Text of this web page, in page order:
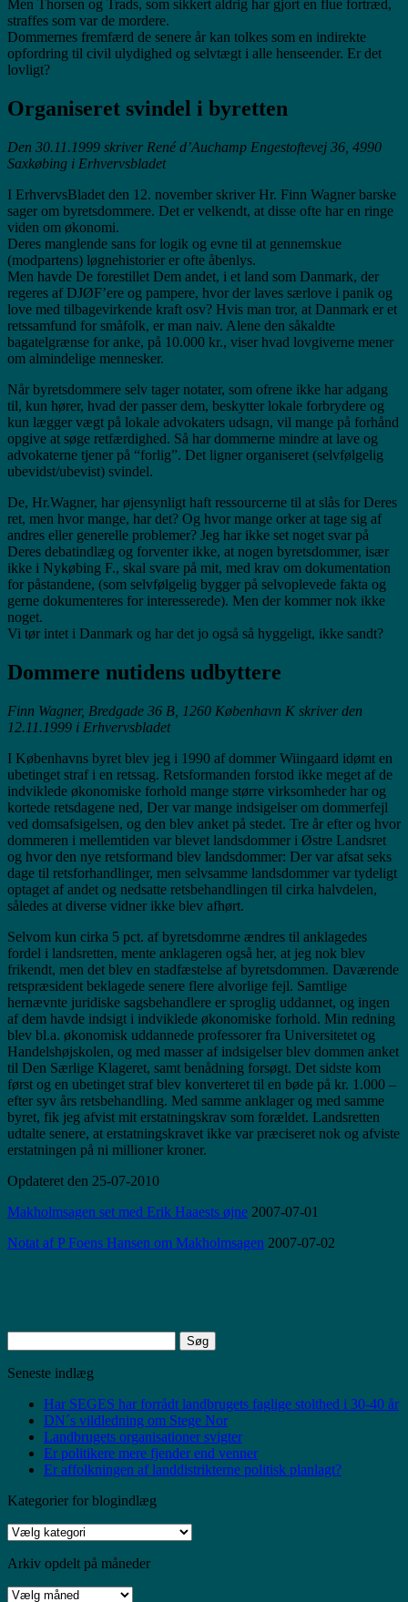
Men Thorsen og Trads, som sikkert aldrig har gjort en flue fortræd,
straffes som var de mordere.
Dommernes fremfærd de senere år kan tolkes som en indirekte
opfordring til civil ulydighed og selvtægt i alle henseender. Er det
lovligt?
Organiseret svindel i byretten
Den 30.11.1999 skriver René d’Auchamp Engestoftevej 36, 4990
Saxkøbing i Erhvervsbladet
I ErhvervsBladet den 12. november skriver Hr. Finn Wagner barske
sager om byretsdommere. Det er velkendt, at disse ofte har en ringe
viden om økonomi.
Deres manglende sans for logik og evne til at gennemskue
(modpartens) løgnehistorier er ofte åbenlys.
Men havde De forestillet Dem andet, i et land som Danmark, der
regeres af DJØF’ere og pampere, hvor der laves særlove i panik og
love med tilbagevirkende kraft osv? Hvis man tror, at Danmark er et
retssamfund for småfolk, er man naiv. Alene den såkaldte
bagatelgrænse for anke, på 10.000 kr., viser hvad lovgiverne mener
om almindelige mennesker.
Når byretsdommere selv tager notater, som ofrene ikke har adgang
til, kun hører, hvad der passer dem, beskytter lokale forbrydere og
kun lægger vægt på lokale advokaters udsagn, vil mange på forhånd
opgive at søge retfærdighed. Så har dommerne mindre at lave og
advokaterne tjener på “forlig”. Det ligner organiseret (selvfølgelig
ubevidst/ubevist) svindel.
De, Hr.Wagner, har øjensynligt haft ressourcerne til at slås for Deres
ret, men hvor mange, har det? Og hvor mange orker at tage sig af
andres eller generelle problemer? Jeg har ikke set noget svar på
Deres debatindlæg og forventer ikke, at nogen byretsdommer, især
ikke i Nykøbing F., skal svare på mit, med krav om dokumentation
for påstandene, (som selvfølgelig bygger på selvoplevede fakta og
gerne dokumenteres for interesserede). Men der kommer nok ikke
noget.
Vi tør intet i Danmark og har det jo også så hyggeligt, ikke sandt?
Dommere nutidens udbyttere
Finn Wagner, Bredgade 36 B, 1260 København K skriver den
12.11.1999 i Erhvervsbladet
I Københavns byret blev jeg i 1990 af dommer Wiingaard idømt en
ubetinget straf i en retssag. Retsformanden forstod ikke meget af de
indviklede økonomiske forhold mange større virksomheder har og
kortede retsdagene ned, Der var mange indsigelser om dommerfejl
ved domsafsigelsen, og den blev anket på stedet. Tre år efter og hvor
dommeren i mellemtiden var blevet landsdommer i Østre Landsret
og hvor den nye retsformand blev landsdommer: Der var afsat seks
dage til retsforhandlinger, men selvsamme landsdommer var tydeligt
optaget af andet og nedsatte retsbehandlingen til cirka halvdelen,
således at diverse vidner ikke blev afhørt.
Selvom kun cirka 5 pct. af byretsdomrne ændres til anklagedes
fordel i landsretten, mente anklageren også her, at jeg nok blev
frikendt, men det blev en stadfæstelse af byretsdommen. Daværende
retspræsident beklagede senere flere alvorlige fejl. Samtlige
hernævnte juridiske sagsbehandlere er sproglig uddannet, og ingen
af dem havde indsigt i indviklede økonomiske forhold. Min redning
blev bl.a. økonomisk uddannede professorer fra Universitetet og
Handelshøjskolen, og med masser af indsigelser blev dommen anket
til Den Særlige Klageret, samt benådning forsøgt. Det sidste kom
først og en ubetinget straf blev konverteret til en bøde på kr. 1.000 –
efter syv års retsbehandling. Med samme anklager og med samme
byret, fik jeg afvist mit erstatningskrav som forældet. Landsretten
udtalte senere, at erstatningskravet ikke var præciseret nok og afviste
erstatningen på ni millioner kroner.
Opdateret den 25-07-2010
Makholmsagen set med Erik Haaests øjne 2007-07-01
Notat af P Foens Hansen om Makholmsagen 2007-07-02
efter:
Seneste indlæg
Har SEGES har forrådt landbrugets faglige stolthed i 30-40 år
DN´s vildledning om Stege Nor
Landbrugets organisationer svigter
Er politikere mere fjender end venner
Er affolkningen af landdistrikterne politisk planlagt?
Kategorier for blogindlæg
Kategorier
blogindlæg
Arkiv opdelt på måneder
Arkiv